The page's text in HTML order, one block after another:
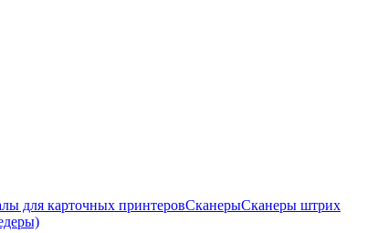
для карточных принтеровСканерыСканеры штрих